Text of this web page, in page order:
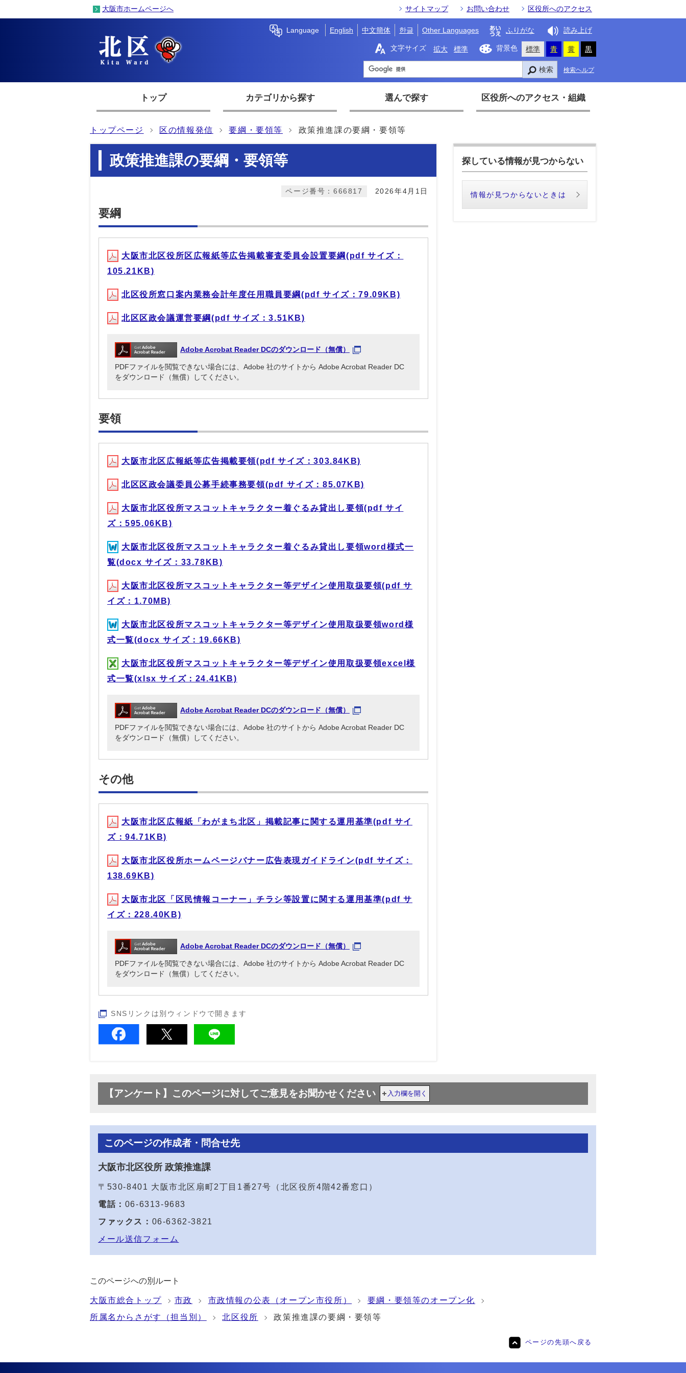
サイトマップ お問い合わせ 区役所へのアクセス
大阪市ホームページへ
Language English 中文簡体 한글 Other Languages ふりがな 読み上げ
文字サイズ 拡大 標準 背景色 標準 青 黄 黒
検索 検索ヘルプ
トップ カテゴリから探す 選んで探す 区役所へのアクセス・組織
トップページ 区の情報発信 要綱・要領等 政策推進課の要綱・要領等
政策推進課の要綱・要領等
2026年4月1日
ページ番号：666817
要綱
大阪市北区役所区広報紙等広告掲載審査委員会設置要綱(pdf サイズ：
105.21KB)
北区役所窓口案内業務会計年度任用職員要綱(pdf サイズ：79.09KB)
北区区政会議運営要綱(pdf サイズ：3.51KB)
Adobe Acrobat Reader DCのダウンロード（無償）
PDFファイルを閲覧できない場合には、Adobe 社のサイトから Adobe Acrobat Reader DC
をダウンロード（無償）してください。
要領
大阪市北区広報紙等広告掲載要領(pdf サイズ：303.84KB)
北区区政会議委員公募手続事務要領(pdf サイズ：85.07KB)
大阪市北区役所マスコットキャラクター着ぐるみ貸出し要領(pdf サイ
ズ：595.06KB)
大阪市北区役所マスコットキャラクター着ぐるみ貸出し要領word様式一
覧(docx サイズ：33.78KB)
大阪市北区役所マスコットキャラクター等デザイン使用取扱要領(pdf サ
イズ：1.70MB)
大阪市北区役所マスコットキャラクター等デザイン使用取扱要領word様
式一覧(docx サイズ：19.66KB)
大阪市北区役所マスコットキャラクター等デザイン使用取扱要領excel様
式一覧(xlsx サイズ：24.41KB)
Adobe Acrobat Reader DCのダウンロード（無償）
PDFファイルを閲覧できない場合には、Adobe 社のサイトから Adobe Acrobat Reader DC
をダウンロード（無償）してください。
その他
大阪市北区広報紙「わがまち北区」掲載記事に関する運用基準(pdf サイ
ズ：94.71KB)
大阪市北区役所ホームページバナー広告表現ガイドライン(pdf サイズ：
138.69KB)
大阪市北区「区民情報コーナー」チラシ等設置に関する運用基準(pdf サ
イズ：228.40KB)
Adobe Acrobat Reader DCのダウンロード（無償）
PDFファイルを閲覧できない場合には、Adobe 社のサイトから Adobe Acrobat Reader DC
をダウンロード（無償）してください。
SNSリンクは別ウィンドウで開きます
探している情報が見つからない
情報が見つからないときは
【アンケート】このページに対してご意見をお聞かせください 入力欄を開く
このページの作成者・問合せ先
大阪市北区役所 政策推進課
〒530-8401 大阪市北区扇町2丁目1番27号（北区役所4階42番窓口）
電話： 06-6313-9683
ファックス： 06-6362-3821
メール送信フォーム
このページへの別ルート
大阪市総合トップ 市政 市政情報の公表（オープン市役所）
要綱・要領等のオープン化
所属名からさがす（担当別）
北区役所 政策推進課の要綱・要領等
ページの先頭へ戻る